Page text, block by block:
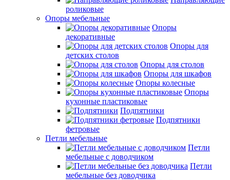
роликовые
Опоры мебельные
Опоры
декоративные
Опоры для
детских столов
Опоры для столов
Опоры для шкафов
Опоры колесные
Опоры
кухонные пластиковые
Подпятники
Подпятники
фетровые
Петли мебельные
Петли
мебельные с доводчиком
Петли
мебельные без доводчика